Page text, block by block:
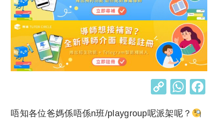
C
p
W
at
唔知各位爸媽係唔係n班/playgroup呢派架呢？